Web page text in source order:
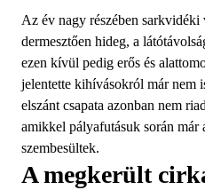
Az év nagy részében
dermesztően hideg, a
ezen kívül pedig erős és
jelentette kihívásokról már nem
elszánt csapata azonban nem
amikkel pályafutásuk során már
szembesültek.
A megkerült